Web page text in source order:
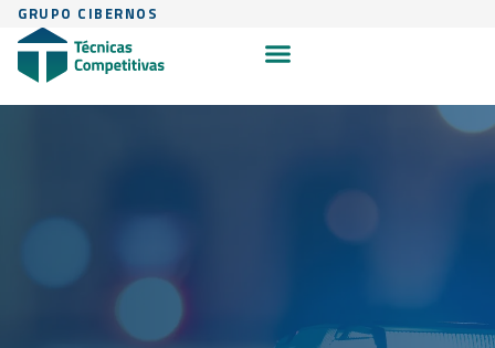
GRUPO CIBERNOS
PROYECTO DELPHOS para
del paciente